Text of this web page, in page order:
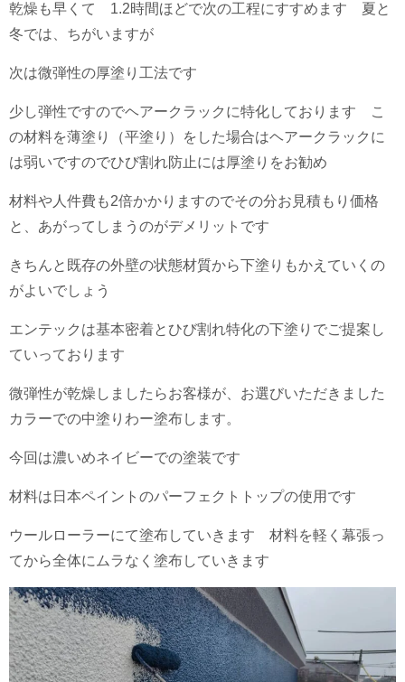
乾燥も早くて 1.2時間ほどで次の工程にすすめます 夏と
冬では、ちがいますが
次は微弾性の厚塗り工法です
少し弾性ですのでヘアークラックに特化しております こ
の材料を薄塗り（平塗り）をした場合はヘアークラックに
は弱いですのでひび割れ防止には厚塗りをお勧め
材料や人件費も2倍かかりますのでその分お見積もり価格
と、あがってしまうのがデメリットです
きちんと既存の外壁の状態材質から下塗りもかえていくの
がよいでしょう
エンテックは基本密着とひび割れ特化の下塗りでご提案し
ていっております
微弾性が乾燥しましたらお客様が、お選びいただきました
カラーでの中塗りわー塗布します。
今回は濃いめネイビーでの塗装です
材料は日本ペイントのパーフェクトトップの使用です
ウールローラーにて塗布していきます 材料を軽く幕張っ
てから全体にムラなく塗布していきます